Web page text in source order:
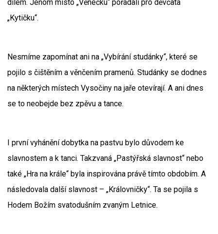
dílem. Jenom místo „Věnečku“ pořádali pro děvčata
„Kytičku“.
Nesmíme zapomínat ani na „Vybírání studánky“, které se
pojilo s čištěním a věnčením pramenů. Studánky se dodnes
na některých místech Vysočiny na jaře otevírají. A ani dnes
se to neobejde bez zpěvu a tance.
I první vyhánění dobytka na pastvu bylo důvodem ke
slavnostem a k tanci. Takzvaná „Pastýřská slavnost“ nebo
také „Hra na krále“ byla inspirována právě tímto obdobím. A
následovala další slavnost – „Královničky“. Ta se pojila s
Hodem Božím svatodušním zvaným Letnice.